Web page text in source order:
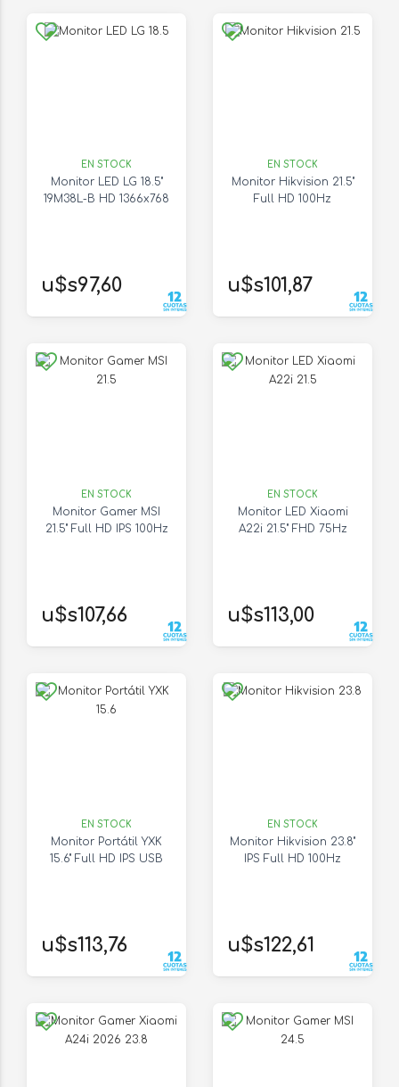
EN STOCK
Monitor LED LG 18.5"
19M38L-B HD 1366x768
u$s97,60
EN STOCK
Monitor Hikvision 21.5"
Full HD 100Hz
u$s101,87
EN STOCK
Monitor Gamer MSI
21.5" Full HD IPS 100Hz
u$s107,66
EN STOCK
Monitor LED Xiaomi
A22i 21.5" FHD 75Hz
u$s113,00
EN STOCK
Monitor Portátil YXK
15.6" Full HD IPS USB
u$s113,76
EN STOCK
Monitor Hikvision 23.8"
IPS Full HD 100Hz
u$s122,61